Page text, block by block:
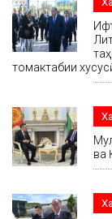
томактабии
ва